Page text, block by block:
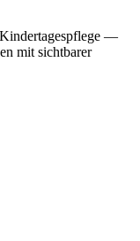
—
mit sichtbarer